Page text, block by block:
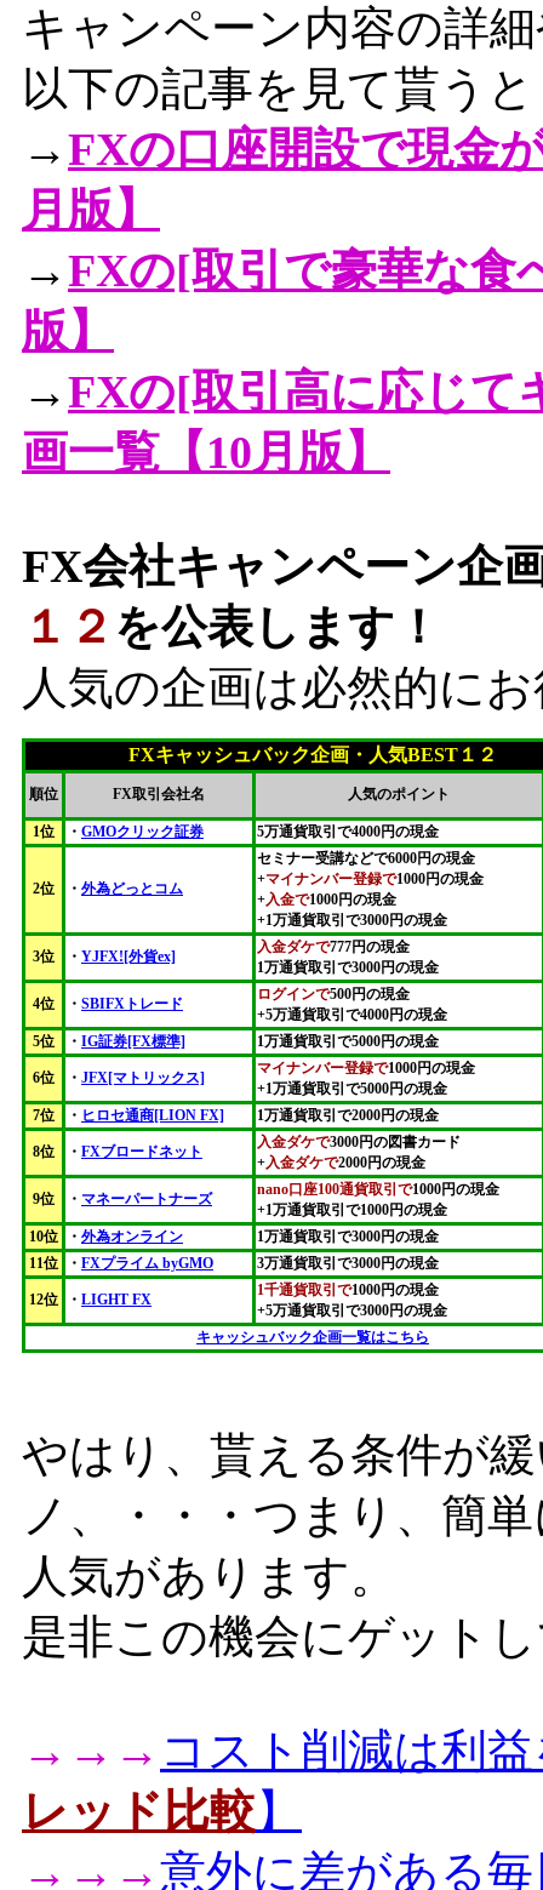
キャンペーン内容の詳
以下の記事を見て貰う
→FXの口座開設で現金
月版】
→FXの[取引で豪華な食
版】
→FXの[取引高に応じて
画一覧【10月版】
FX会社キャンペーン企
１２ を公表します！
人気の企画は必然的に
FXキャッシュバック企画・人気BEST１２
順位 FX取引会社名 人気のポイント
1位 ・ GMOクリック証券 5万通貨取引で4000円の現金
2位 ・ 外為どっとコム
セミナー受講などで6000円の現金
+マイナンバー登録で1000円の現金
+入金で1000円の現金
+1万通貨取引で3000円の現金
3位 ・ YJFX![外貨ex]
入金ダケで777円の現金
1万通貨取引で3000円の現金
4位 ・ SBIFXトレード
ログインで500円の現金
+5万通貨取引で4000円の現金
5位
・ IG証券[FX標準] 1万通貨取引で5000円の現金
6位 ・ JFX[マトリックス]
マイナンバー登録で1000円の現金
+1万通貨取引で5000円の現金
7位
・ ヒロセ通商[LION FX] 1万通貨取引で2000円の現金
8位 ・ FXブロードネット
入金ダケで3000円の図書カード
+入金ダケで2000円の現金
9位 ・ マネーパートナーズ
nano口座100通貨取引で1000円の現金
+1万通貨取引で1000円の現金
10位
・ 外為オンライン
1万通貨取引で3000円の現金
11位
・ FXプライム byGMO 3万通貨取引で3000円の現金
12位 ・ LIGHT FX
1千通貨取引で1000円の現金
+5万通貨取引で3000円の現金
キャッシュバック企画一覧はこちら
やはり、貰える条件が
ノ、・・・つまり、簡
人気があります。
是非この機会にゲット
→→→ コスト削減は利
レッド比較】
→→→意外に差がある